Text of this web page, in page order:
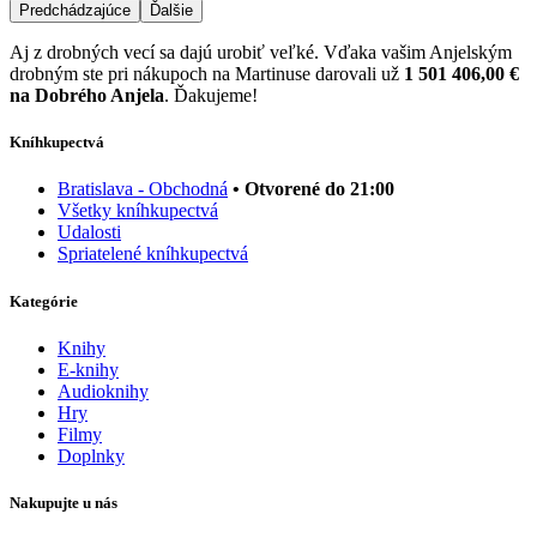
Predchádzajúce Ďalšie
Aj z drobných vecí sa dajú urobiť veľké. Vďaka vašim Anjelským
drobným ste pri nákupoch na Martinuse darovali už 1 501 406,00 €
na Dobrého Anjela. Ďakujeme!
Kníhkupectvá
Bratislava - Obchodná • Otvorené do 21:00
Všetky kníhkupectvá
Udalosti
Spriatelené kníhkupectvá
Kategórie
Knihy
E-knihy
Audioknihy
Hry
Filmy
Doplnky
Nakupujte u nás